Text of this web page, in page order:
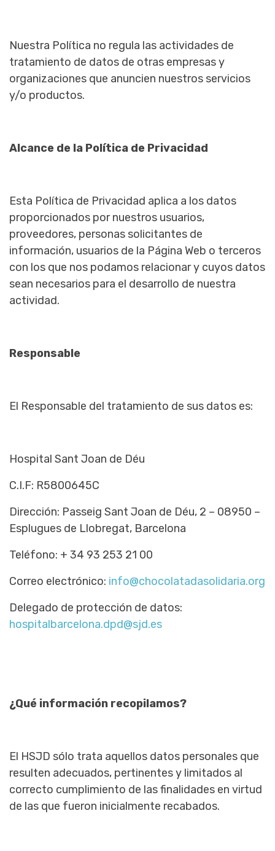
Nuestra Política no regula las actividades de
tratamiento de datos de otras empresas y
organizaciones que anuncien nuestros servicios
y/o productos.
Alcance de la Política de Privacidad
Esta Política de Privacidad aplica a los datos
proporcionados por nuestros usuarios,
proveedores, personas solicitantes de
información, usuarios de la Página Web o terceros
con los que nos podamos relacionar y cuyos datos
sean necesarios para el desarrollo de nuestra
actividad.
Responsable
El Responsable del tratamiento de sus datos es:
Hospital Sant Joan de Déu
C.I.F: R5800645C
Dirección: Passeig Sant Joan de Déu, 2 – 08950 –
Esplugues de Llobregat, Barcelona
Teléfono: + 34 93 253 21 00
Correo electrónico: info@chocolatadasolidaria.org
Delegado de protección de datos:
hospitalbarcelona.dpd@sjd.es
¿Qué información recopilamos?
El HSJD sólo trata aquellos datos personales que
resulten adecuados, pertinentes y limitados al
correcto cumplimiento de las finalidades en virtud
de las que fueron inicialmente recabados.